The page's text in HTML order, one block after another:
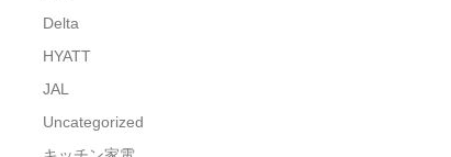
Delta
HYATT
JAL
Uncategorized